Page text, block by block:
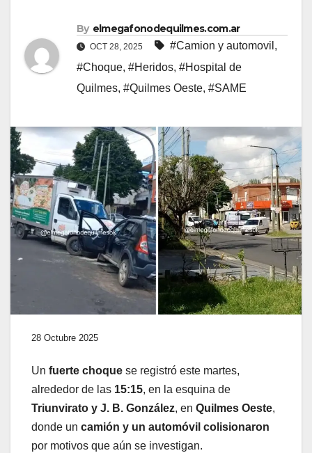
By elmegafonodequilmes.com.ar
OCT 28, 2025 #Camion y automovil ,
#Choque, #Heridos, #Hospital de
Quilmes, #Quilmes Oeste, #SAME
28 Octubre 2025
Un fuerte choque se registró este martes,
alrededor de las 15:15, en la esquina de
Triunvirato y J. B. González, en Quilmes Oeste,
donde un camión y un automóvil colisionaron
por motivos que aún se investigan.